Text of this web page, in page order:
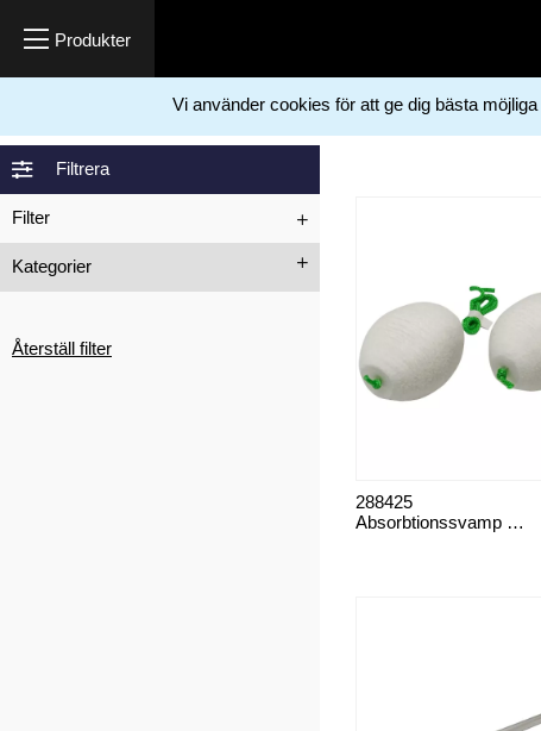
Vi använder cookies för att ge dig bästa
Filtrera
Filter
Kategorier
Opløsningsmidler
Återställ filter
Absorbtionssvamp SPA
288425